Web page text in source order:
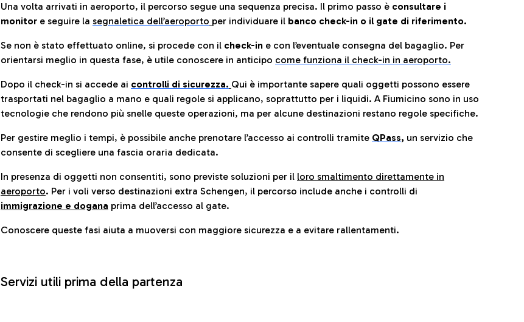
Una volta arrivati in aeroporto, il percorso segue una sequenza precisa. Il primo passo è consultare i
monitor e seguire la segnaletica dell’aeroporto per individuare il banco check-in o il gate di riferimento.
Se non è stato effettuato online, si procede con il check-in e con l’eventuale consegna del bagaglio. Per
orientarsi meglio in questa fase, è utile conoscere in anticipo come funziona il check-in in aeroporto.
Dopo il check-in si accede ai controlli di sicurezza. Qui è importante sapere quali oggetti possono essere
trasportati nel bagaglio a mano e quali regole si applicano, soprattutto per i liquidi. A Fiumicino sono in uso
tecnologie che rendono più snelle queste operazioni, ma per alcune destinazioni restano regole specifiche.
Per gestire meglio i tempi, è possibile anche prenotare l’accesso ai controlli tramite QPass, un servizio che
consente di scegliere una fascia oraria dedicata.
In presenza di oggetti non consentiti, sono previste soluzioni per il loro smaltimento direttamente in
aeroporto. Per i voli verso destinazioni extra Schengen, il percorso include anche i controlli di
immigrazione e dogana prima dell’accesso al gate.
Conoscere queste fasi aiuta a muoversi con maggiore sicurezza e a evitare rallentamenti.
Servizi utili prima della partenza